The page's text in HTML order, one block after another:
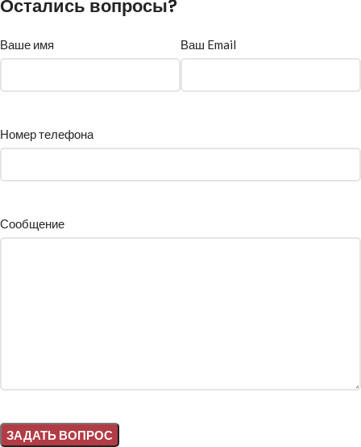
Остались вопросы?
Ваше имя Ваш Email
Номер телефона
Сообщение